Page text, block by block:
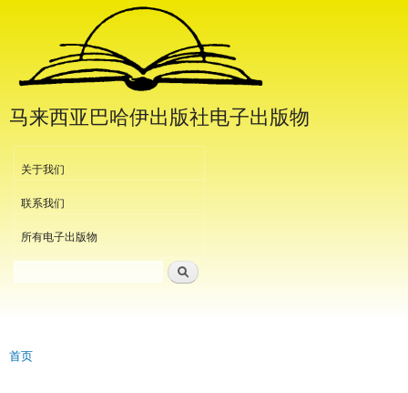
跳
主
要
内
容
马来西亚巴哈伊出版社电子出版物
Header Menu
关于我们
联系我们
所有电子出版物
当前位置
首页